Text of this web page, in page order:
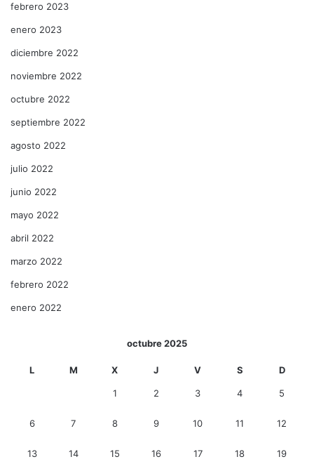
febrero 2023
enero 2023
diciembre 2022
noviembre 2022
octubre 2022
septiembre 2022
agosto 2022
julio 2022
junio 2022
mayo 2022
abril 2022
marzo 2022
febrero 2022
enero 2022
octubre 2025
L M X J V S D
1 2 3 4 5
6 7 8 9 10 11 12
13 14 15 16 17 18 19